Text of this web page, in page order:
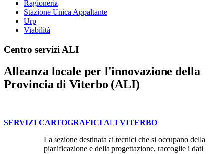
Ragioneria
Stazione Unica Appaltante
Urp
Viabilità
Centro servizi ALI
Alleanza locale per l'innovazione della
Provincia di Viterbo (ALI)
SERVIZI CARTOGRAFICI ALI VITERBO
La sezione destinata ai tecnici che si occupano della
pianificazione e della progettazione, raccoglie i dati